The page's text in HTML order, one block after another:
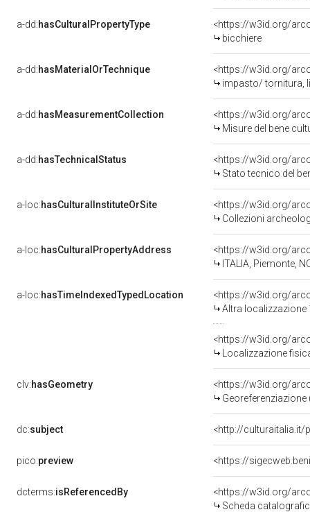
a-dd:hasCulturalPropertyType
<https://w3id.org/
bicchiere
a-dd:hasMaterialOrTechnique
<https://w3id.org/
impasto/ tornitura,
a-dd:hasMeasurementCollection
<https://w3id.org/
Misure del bene
a-dd:hasTechnicalStatus
<https://w3id.org/
Stato tecnico del
a-loc:hasCulturalInstituteOrSite
<https://w3id.org/
Collezioni
a-loc:hasCulturalPropertyAddress
<https://w3id.org/
ITALIA, Piemonte,
a-loc:hasTimeIndexedTypedLocation
<https://w3id.org/
Altra localizzazione
<https://w3id.org/
Localizzazione
clv:hasGeometry
<https://w3id.org/
dc:subject <http://culturaitalia.it/
pico:preview <https://
dcterms:isReferencedBy
<https://w3id.org/
Scheda